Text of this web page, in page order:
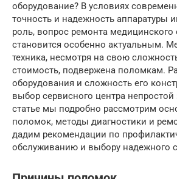
оборудование? В условиях
точность и надежность аппаратуры
роль, вопрос ремонта медицинского
становится особенно актуальным.
техника, несмотря на свою
стоимость, подвержена поломкам.
оборудования и сложность его
выбор сервисного центра непростой
статье мы подробно рассмотрим
поломок, методы диагностики и
дадим рекомендации по
обслуживанию и выбору надежного